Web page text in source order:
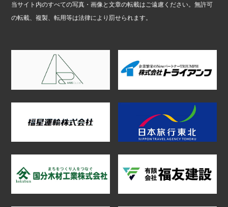
当サイト内のすべての写真・画像と文章の転載はご遠慮ください。無許可
の転載、複製、転用等は法律により罰せられます。